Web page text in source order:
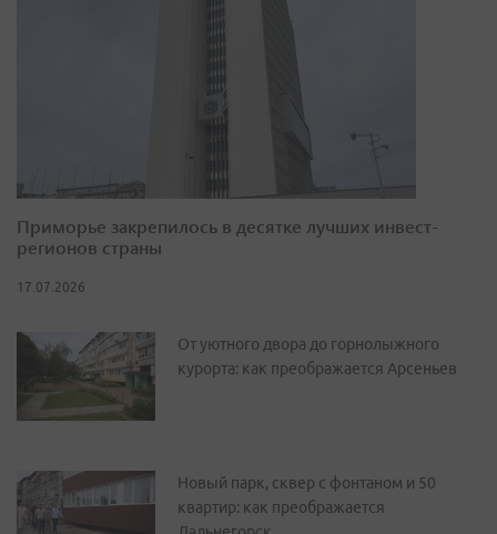
Приморье закрепилось в десятке лучших инвест-
регионов страны
17.07.2026
От уютного двора до горнолыжного
курорта: как преображается Арсеньев
Новый парк, сквер с фонтаном и 50
квартир: как преображается